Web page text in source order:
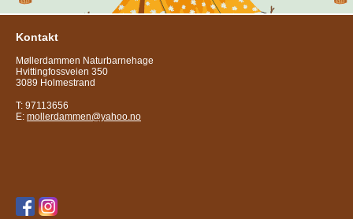
Kontakt
Møllerdammen Naturbarnehage
Hvittingfossveien 350
3089 Holmestrand
T: 97113656
E: mollerdammen@yahoo.no